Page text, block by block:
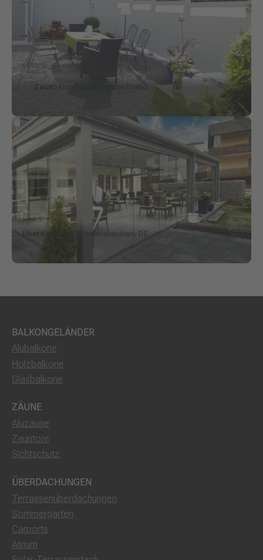
Zaun | Goldlauter, Deutschland
Überdachung | Saaletalstuben, DE
BALKONGELÄNDER
Alubalkone
Holzbalkone
Glasbalkone
ZÄUNE
Aluzäune
Zauntore
Sichtschutz
ÜBERDACHUNGEN
Terrassenüberdachungen
Sommergarten
Carports
Atrium